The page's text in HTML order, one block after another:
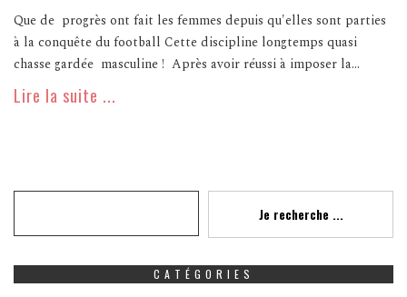
Que de progrès ont fait les femmes depuis qu'elles sont parties
à la conquête du football Cette discipline longtemps quasi
chasse gardée masculine ! Après avoir réussi à imposer la...
Lire la suite ...
Je recherche ...
CATÉGORIES